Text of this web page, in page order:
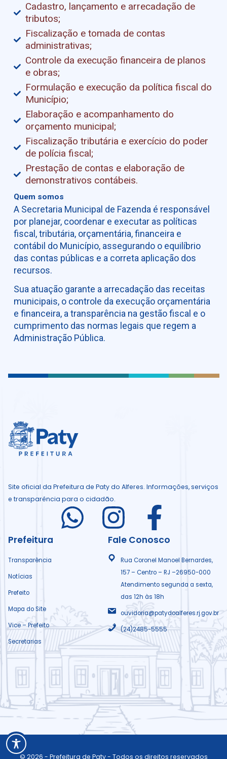
Cadastro, lançamento e arrecadação de
tributos;
Fiscalização e tomada de contas
administrativas;
Controle da execução financeira de planos
e obras;
Formulação e execução da política fiscal do
Município;
Elaboração e acompanhamento do
orçamento municipal;
Fiscalização tributária e exercício do poder
de polícia fiscal;
Prestação de contas e elaboração de
demonstrativos contábeis.
Quem somos
A Secretaria Municipal de Fazenda é responsável
por planejar, coordenar e executar as políticas
fiscal, tributária, orçamentária, financeira e
contábil do Município, assegurando o equilíbrio
das contas públicas e a correta aplicação dos
recursos.
Sua atuação garante a arrecadação das receitas
municipais, o controle da execução orçamentária
e financeira, a transparência na gestão fiscal e o
cumprimento das normas legais que regem a
Administração Pública.
Site oficial da Prefeitura de Paty do Alferes. Informações, serviços
e transparência para o cidadão.
I
B
l
u
e
w
p
I
c
o
n
B
l
u
e
i
n
I
c
o
n
B
l
u
e
f
b
Prefeitura
Transparência
Notícias
Prefeito
Mapa do Site
Vice – Prefeito
Secretarias
Fale Conosco
Rua Coronel Manoel Bernardes,
157 – Centro – RJ –26950-000
Atendimento segunda a sexta,
das 12h às 18h
ouvidoria@patydoalferes.rj.gov.br
(24)2485-5555
© 2026 - Prefeitura de Paty - Todos os direitos reservados